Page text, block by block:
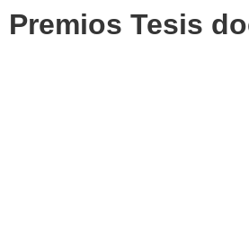
Premios Tesis